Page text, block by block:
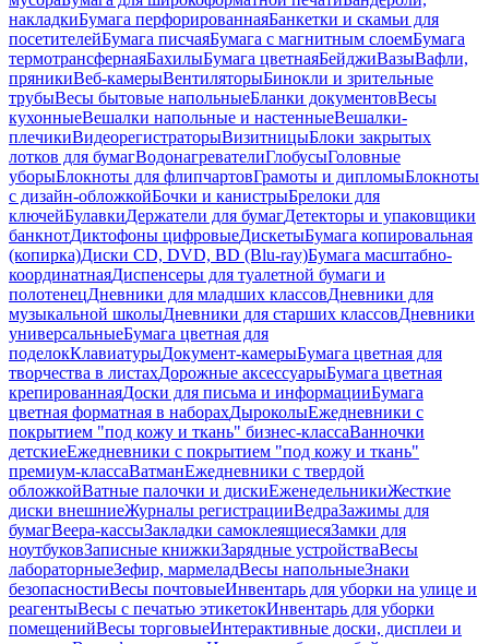
накладкиБумага перфорированнаяБанкетки и скамьи для
посетителейБумага писчаяБумага с магнитным слоемБумага
термотрансфернаяБахилыБумага цветнаяБейджиВазыВафли,
пряникиВеб-камерыВентиляторыБинокли и зрительные
трубыВесы бытовые напольныеБланки документовВесы
кухонныеВешалки напольные и настенныеВешалки-
плечикиВидеорегистраторыВизитницыБлоки закрытых
лотков для бумагВодонагревателиГлобусыГоловные
уборыБлокноты для флипчартовГрамоты и дипломыБлокноты
с дизайн-обложкойБочки и канистрыБрелоки для
ключейБулавкиДержатели для бумагДетекторы и упаковщики
банкнотДиктофоны цифровыеДискетыБумага копировальная
(копирка)Диски CD, DVD, BD (Blu-ray)Бумага масштабно-
координатнаяДиспенсеры для туалетной бумаги и
полотенецДневники для младших классовДневники для
музыкальной школыДневники для старших классовДневники
универсальныеБумага цветная для
поделокКлавиатурыДокумент-камерыБумага цветная для
творчества в листахДорожные аксессуарыБумага цветная
крепированнаяДоски для письма и информацииБумага
цветная форматная в наборахДыроколыЕжедневники с
покрытием "под кожу и ткань" бизнес-классаВанночки
детскиеЕжедневники с покрытием "под кожу и ткань"
премиум-классаВатманЕжедневники с твердой
обложкойВатные палочки и дискиЕженедельникиЖесткие
диски внешниеЖурналы регистрацииВедраЗажимы для
бумагВеера-кассыЗакладки самоклеящиесяЗамки для
ноутбуковЗаписные книжкиЗарядные устройстваВесы
лабораторныеЗефир, мармеладВесы напольныеЗнаки
безопасностиВесы почтовыеИнвентарь для уборки на улице и
реагентыВесы с печатью этикетокИнвентарь для уборки
помещенийВесы торговыеИнтерактивные доски, дисплеи и